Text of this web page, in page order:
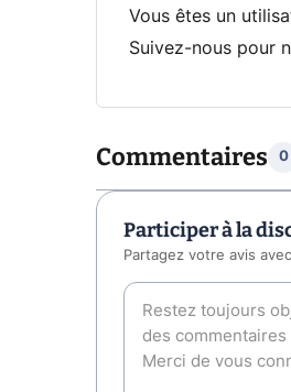
Vous êtes un
Suivez-nous pour
Commentaires 0
Participer à la
Partagez votre avis